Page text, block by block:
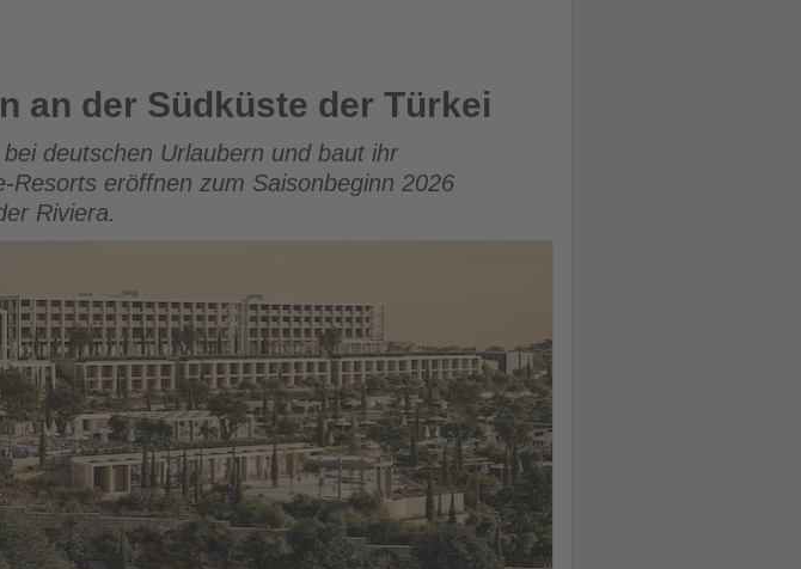
an der Südküste der Türkei
deutschen Urlaubern und baut ihr
eröffnen zum Saisonbeginn 2026
Riviera.